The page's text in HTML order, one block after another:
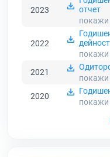
2023
отчет
покажи
2022
покажи
2021
2020